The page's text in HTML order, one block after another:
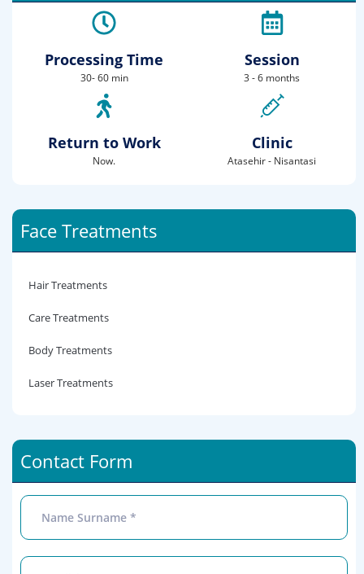
Processing Time
30- 60 min
Return to Work
Now.
Session
3 - 6 months
Clinic
Atasehir - Nisantasi
Face Treatments
Hair Treatments
Care Treatments
Body Treatments
Laser Treatments
Contact Form